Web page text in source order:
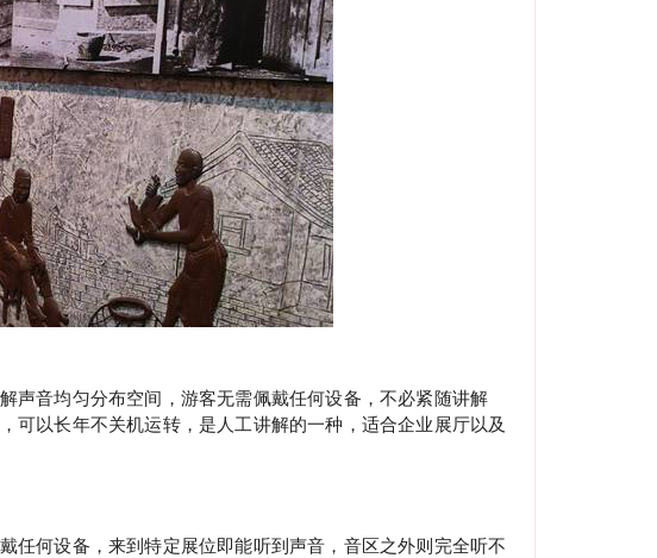
声音均匀分布空间，游客无需佩戴任何设备，不必紧随讲解
可以长年不关机运转，是人工讲解的一种，适合企业展厅以及
任何设备，来到特定展位即能听到声音，音区之外则完全听不